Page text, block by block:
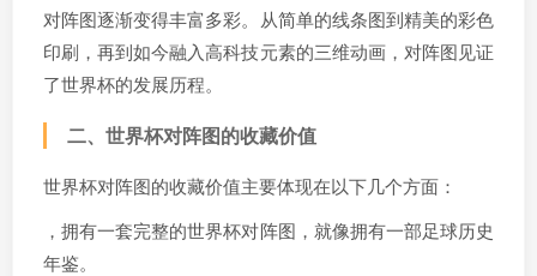
对阵图逐渐变得丰富多彩。从简单的线条图到精美的彩色
印刷，再到如今融入高科技元素的三维动画，对阵图见证
了世界杯的发展历程。
二、世界杯对阵图的收藏价值
世界杯对阵图的收藏价值主要体现在以下几个方面：
，拥有一套完整的世界杯对阵图，就像拥有一部足球历史
年鉴。